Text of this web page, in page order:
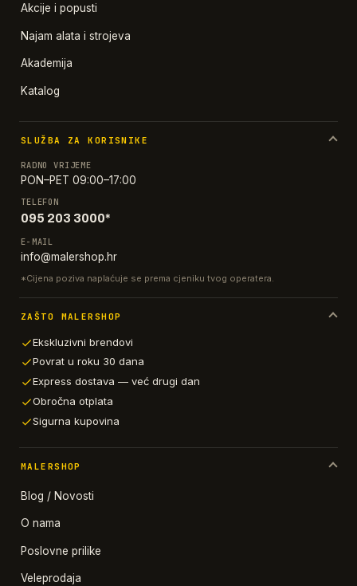
Akcije i popusti
Najam alata i strojeva
Akademija
Katalog
SLUŽBA ZA KORISNIKE
RADNO VRIJEME
PON–PET 09:00–17:00
TELEFON
095 203 3000*
E-MAIL
info@malershop.hr
*Cijena poziva naplaćuje se prema cjeniku tvog operatera.
ZAŠTO MALERSHOP
Ekskluzivni brendovi
Povrat u roku 30 dana
Express dostava — već drugi dan
Obročna otplata
Sigurna kupovina
MALERSHOP
Blog / Novosti
O nama
Poslovne prilike
Veleprodaja